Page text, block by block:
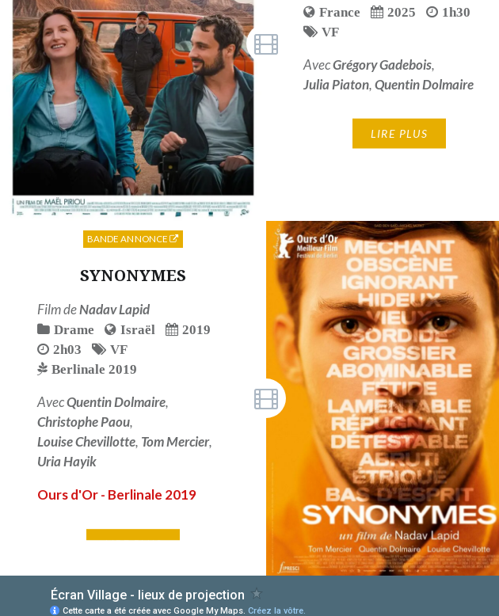
France 2025
1h30
VF
AvecGrégory Gadebois,
Julia Piaton,Quentin Dolmaire
LIRE PLUS
SYNONYMES
Film deNadav Lapid
Drame Israël
2019
2h03
VF
Berlinale 2019
AvecQuentin Dolmaire,
Christophe Paou,
Louise Chevillotte, Tom Mercier,
Uria Hayik
Ours d'Or - Berlinale 2019
LIRE PLUS
BANDE ANNONCE